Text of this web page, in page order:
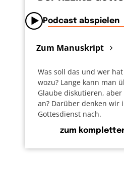
Podcast abspielen
Zum Manuskript
Was soll das und wer
wozu? Lange kann man
Glaube diskutieren,
an? Darüber denken wir
Gottesdienst nach.
zum